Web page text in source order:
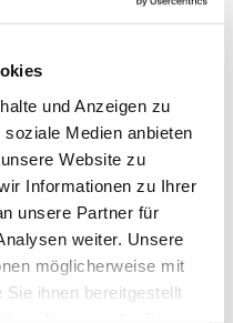
und Anzeigen zu
Medien anbieten
Website zu
Informationen zu Ihrer
unsere Partner für
weiter. Unsere
möglicherweise mit
ihnen bereitgestellt